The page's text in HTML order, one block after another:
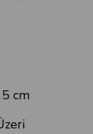
cm